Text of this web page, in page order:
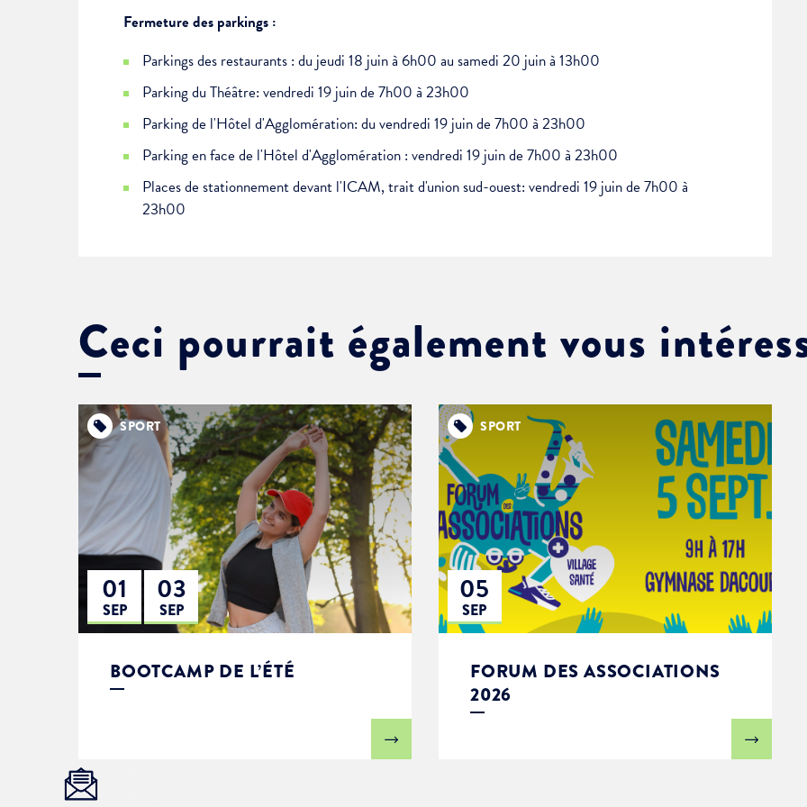
Fermeture des parkings :
Parkings des restaurants : du jeudi 18 juin à 6h00 au samedi 20 juin à 13h00
Parking du Théâtre: vendredi 19 juin de 7h00 à 23h00
Parking de l'Hôtel d'Agglomération: du vendredi 19 juin de 7h00 à 23h00
Parking en face de l'Hôtel d'Agglomération : vendredi 19 juin de 7h00 à 23h00
Places de stationnement devant l'ICAM, trait d'union sud-ouest: vendredi 19 juin de 7h00 à
23h00
Ceci pourrait également vous
SPORT
01
SEP
03
SEP
BOOTCAMP DE L’ÉTÉ
SPORT
05
SEP
FORUM DES ASSOCIATIONS
2026